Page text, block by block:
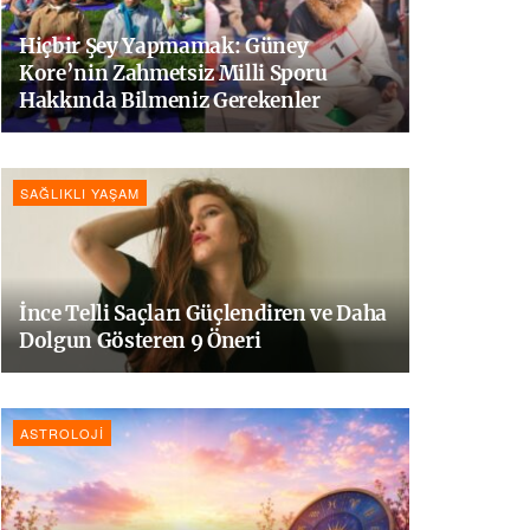
Hiçbir Şey Yapmamak: Güney
Kore’nin Zahmetsiz Milli Sporu
Hakkında Bilmeniz Gerekenler
SAĞLIKLI YAŞAM
İnce Telli Saçları Güçlendiren ve Daha
Dolgun Gösteren 9 Öneri
ASTROLOJI